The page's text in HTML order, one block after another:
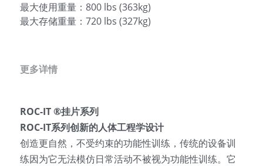
最大使用重量：800 lbs (363kg)
最大存储重量：720 lbs (327kg)
更多详情
ROC-IT ®挂片系列
ROC-IT系列创新的人体工程学设计
创造更自然，不受约束的功能性训练，传统的设备训
练因为它无法模仿日常活动不被视为功能性训练。它